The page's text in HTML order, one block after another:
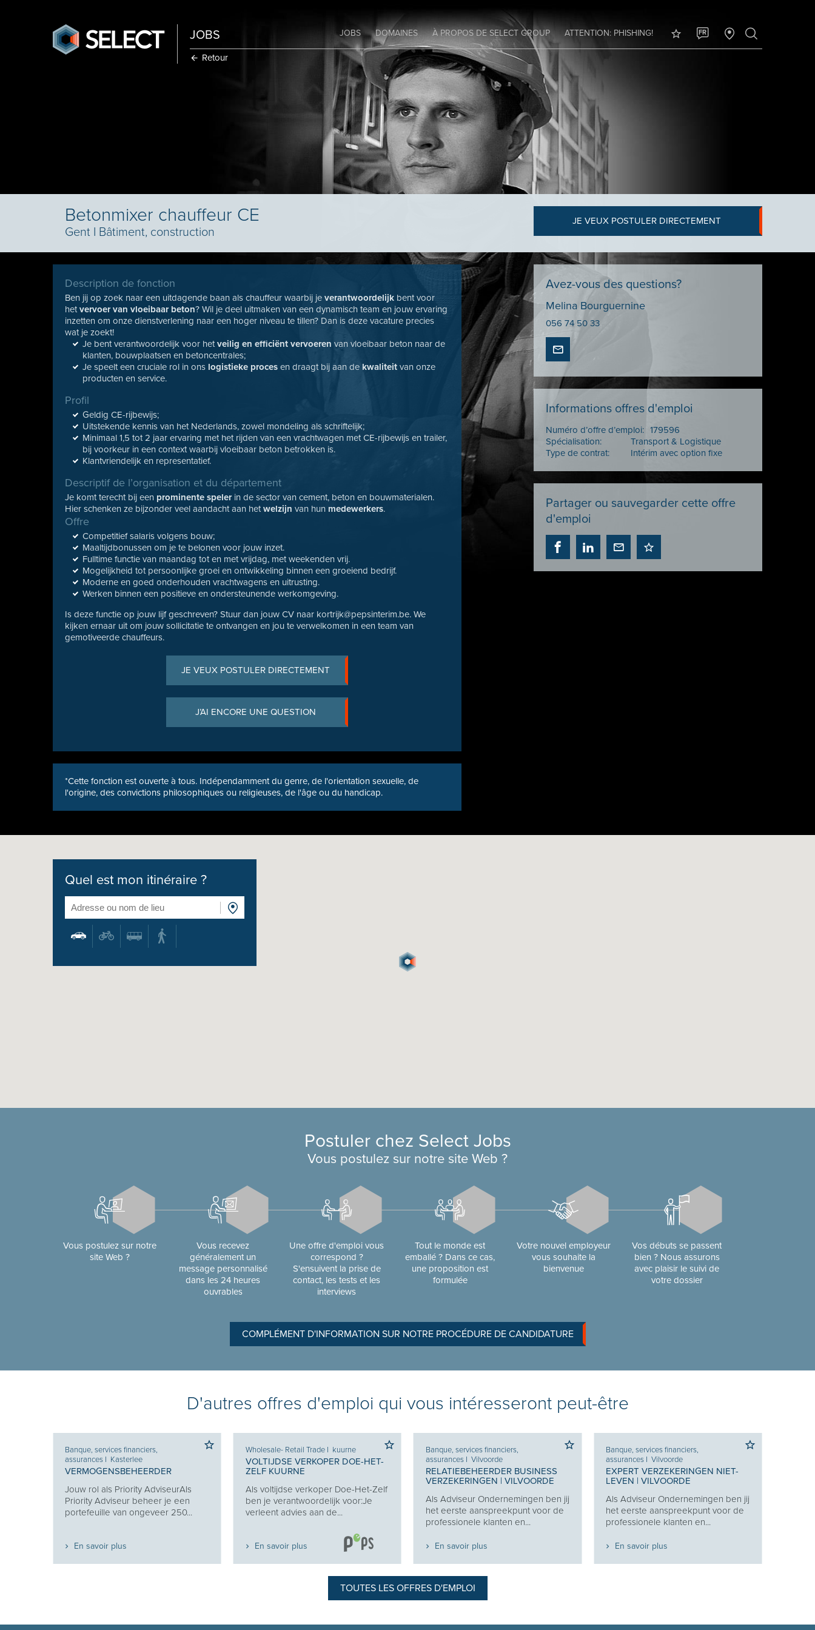
JOBS JOBS DOMAINES À PROPOS DE SELECT GROUP ATTENTION: PHISHING! FR
Retour
Betonmixer chauffeur CE
Gent I Bâtiment, construction
JE VEUX POSTULER DIRECTEMENT
Description de fonction
Ben jij op zoek naar een uitdagende baan als chauffeur waarbij jeverantwoordelijk bent voor
hetvervoer van vloeibaar beton? Wil je deel uitmaken van een dynamisch team en jouw ervaring
inzetten om onze dienstverlening naar een hoger niveau te tillen? Dan is deze vacature precies
wat je zoekt!
Je bent verantwoordelijk voor hetveilig en efficiënt vervoeren van vloeibaar beton naar de
klanten, bouwplaatsen en betoncentrales;
Je speelt een cruciale rol in ons logistieke proces en draagt bij aan de kwaliteitvan onze
producten en service.
Profil
Geldig CE-rijbewijs;
Uitstekende kennis van het Nederlands, zowel mondeling als schriftelijk;
Minimaal 1,5 tot 2 jaar ervaring met het rijden van een vrachtwagen met CE-rijbewijs en trailer,
bij voorkeur in een context waarbij vloeibaar beton betrokken is.
Klantvriendelijk en representatief.
Descriptif de l’organisation et du département
Je komt terecht bij een prominente spelerin de sector van cement, beton en bouwmaterialen.
Hier schenken ze bijzonder veel aandacht aan hetwelzijnvan hun medewerkers.
Offre
Competitief salaris volgens bouw;
Maaltijdbonussen om je te belonen voor jouw inzet.
Fulltime functie van maandag tot en met vrijdag, met weekenden vrij.
Mogelijkheid tot persoonlijke groei en ontwikkeling binnen een groeiend bedrijf.
Moderne en goed onderhouden vrachtwagens en uitrusting.
Werken binnen een positieve en ondersteunende werkomgeving.
Is deze functie op jouw lijf geschreven? Stuur dan jouw CV naar kortrijk@pepsinterim.be. We
kijken ernaar uit om jouw sollicitatie te ontvangen en jou te verwelkomen in een team van
gemotiveerde chauffeurs.
JE VEUX POSTULER DIRECTEMENT
J’AI ENCORE UNE QUESTION
*Cette fonction est ouverte à tous. Indépendamment du genre, de l'orientation sexuelle, de
l'origine, des convictions philosophiques ou religieuses, de l'âge ou du handicap.
Avez-vous des questions?
Melina Bourguernine
056 74 50 33
Informations offres d'emploi
Numéro d’offre d’emploi: 179596
Spécialisation:
Transport & Logistique
Type de contrat:
Intérim avec option fixe
Partager ou sauvegarder cette offre
d'emploi
Quel est mon itinéraire ?
Postuler chez Select Jobs
Vous postulez sur notre site Web ?
Vous postulez sur notre
site Web ?
Vous recevez
généralement un
message personnalisé
dans les 24 heures
ouvrables
Une offre d'emploi vous
correspond ?
S'ensuivent la prise de
contact, les tests et les
interviews
Tout le monde est
emballé ? Dans ce cas,
une proposition est
formulée
Votre nouvel employeur
vous souhaite la
bienvenue
Vos débuts se passent
bien ? Nous assurons
avec plaisir le suivi de
votre dossier
COMPLÉMENT D'INFORMATION SUR NOTRE PROCÉDURE DE CANDIDATURE
D'autres offres d'emploi qui vous intéresseront peut-être
Banque, services financiers,
assurances I Kasterlee
VERMOGENSBEHEERDER
Jouw rol als Priority AdviseurAls
Priority Adviseur beheer je een
portefeuille van ongeveer 250...
En savoir plus
Wholesale- Retail Trade I kuurne
VOLTIJDSE VERKOPER DOE-HET-
ZELF KUURNE
Als voltijdse verkoper Doe-Het-Zelf
ben je verantwoordelijk voor:Je
verleent advies aan de...
En savoir plus
Banque, services financiers,
assurances I Vilvoorde
RELATIEBEHEERDER BUSINESS
VERZEKERINGEN | VILVOORDE
Als Adviseur Ondernemingen ben jij
het eerste aanspreekpunt voor de
professionele klanten en...
En savoir plus
Banque, services financiers,
assurances I Vilvoorde
EXPERT VERZEKERINGEN NIET-
LEVEN | VILVOORDE
Als Adviseur Ondernemingen ben jij
het eerste aanspreekpunt voor de
professionele klanten en...
En savoir plus
TOUTES LES OFFRES D'EMPLOI